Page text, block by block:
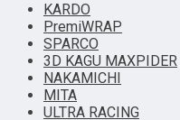
KARDO
PremiWRAP
SPARCO
3D KAGU MAXPIDER
NAKAMICHI
MITA
ULTRA RACING